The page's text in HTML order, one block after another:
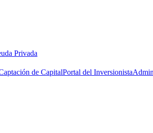
Privada
de CapitalPortal del Inversionista